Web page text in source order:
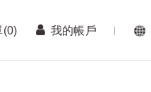
(0) 我的帳戶